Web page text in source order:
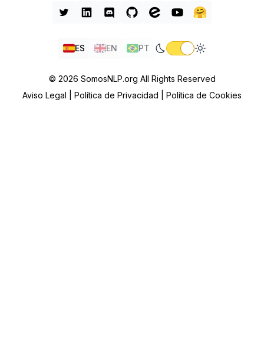
ES EN PT
© 2026 SomosNLP.org All Rights Reserved
Aviso Legal | Política de Privacidad | Política de Cookies